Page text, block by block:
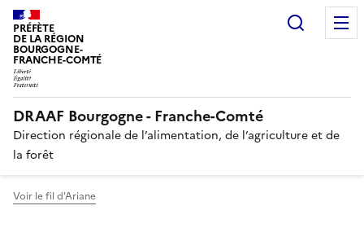
PRÉFÈTE
DE LA RÉGION
BOURGOGNE-
FRANCHE-COMTÉ
DRAAF Bourgogne - Franche-Comté
Direction régionale de l’alimentation, de l’agriculture et de
la forêt
Voir le fil d'Ariane